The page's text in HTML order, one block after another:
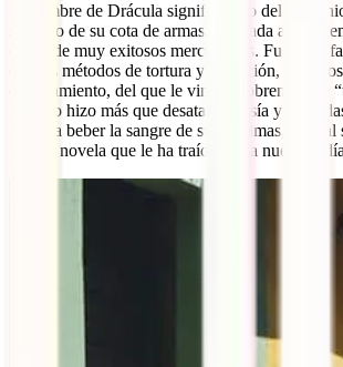
El nombre de Drácula significa hijo del
símbolo de su cota de armas, asociada a la
orden de muy exitosos mercenarios. Fue muy
crueles métodos de tortura y ejecución, entre
empalamiento, del que le vino el sobrenombre
Esto no hizo más que desatar fantasía y
gustaba beber la sangre de sus víctimas, lo cual
para la novela que le ha traído hasta nuestros